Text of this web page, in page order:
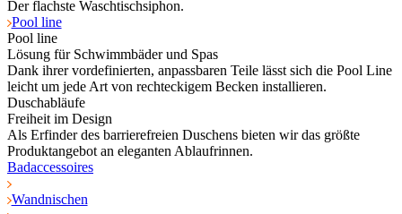
Der flachste Waschtischsiphon.
Pool line
Pool line
Lösung für Schwimmbäder und Spas
Dank ihrer vordefinierten, anpassbaren Teile lässt sich die Pool Line
leicht um jede Art von rechteckigem Becken installieren.
Duschabläufe
Freiheit im Design
Als Erfinder des barrierefreien Duschens bieten wir das größte
Produktangebot an eleganten Ablaufrinnen.
Badaccessoires
Wandnischen